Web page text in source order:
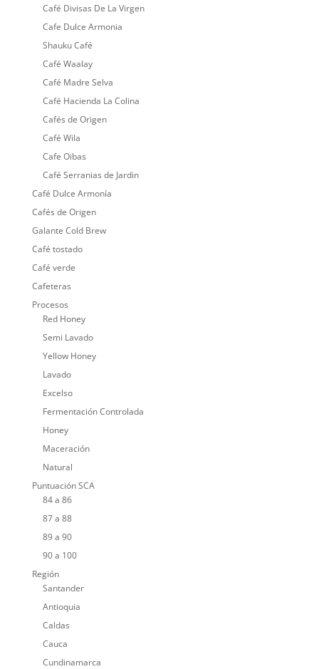
Café Divisas De La Virgen
Cafe Dulce Armonia
Shauku Café
Café Waalay
Café Madre Selva
Café Hacienda La Colina
Cafés de Origen
Café Wila
Cafe Oibas
Café Serranias de Jardin
Café Dulce Armonía
Cafés de Origen
Galante Cold Brew
Café tostado
Café verde
Cafeteras
Procesos
Red Honey
Semi Lavado
Yellow Honey
Lavado
Excelso
Fermentación Controlada
Honey
Maceración
Natural
Puntuación SCA
84 a 86
87 a 88
89 a 90
90 a 100
Región
Santander
Antioquia
Caldas
Cauca
Cundinamarca